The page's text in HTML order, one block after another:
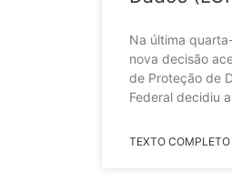
Na última
nova decisão
de Proteção de
Federal decidiu
TEXTO COMPLETO